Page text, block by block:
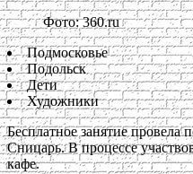
Фото: 360.ru
Подмосковье
Подольск
Дети
Художники
Бесплатное занятие провела
Сницарь. В процессе
кафе.